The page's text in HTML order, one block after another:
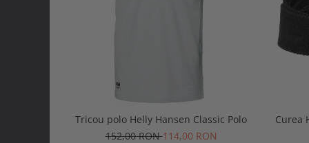
Tricou polo Helly Hansen Classic Polo
152,00 RON114,00 RON
Curea